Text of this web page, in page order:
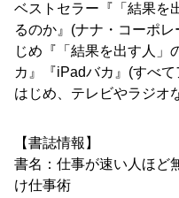
ベストセラー『「結果を
るのか』(ナナ・コーポ
じめ『「結果を出す人」
カ』『iPadバカ』(すべ
はじめ、テレビやラジオ
【書誌情報】
書名：仕事が速い人ほど
け仕事術